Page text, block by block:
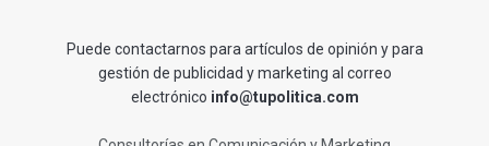
Puede contactarnos para artículos de opinión y para
gestión de publicidad y marketing al correo
electrónico info@tupolitica.com